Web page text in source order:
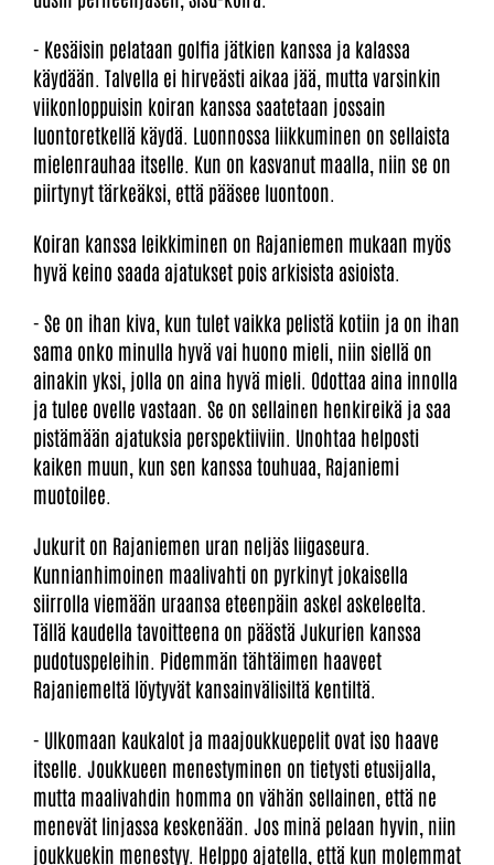
- Kesäisin pelataan golfia jätkien kanssa ja kalassa
käydään. Talvella ei hirveästi aikaa jää, mutta varsinkin
viikonloppuisin koiran kanssa saatetaan jossain
luontoretkellä käydä. Luonnossa liikkuminen on sellaista
mielenrauhaa itselle. Kun on kasvanut maalla, niin se on
piirtynyt tärkeäksi, että pääsee luontoon.
Koiran kanssa leikkiminen on Rajaniemen mukaan myös
hyvä keino saada ajatukset pois arkisista asioista.
- Se on ihan kiva, kun tulet vaikka pelistä kotiin ja on ihan
sama onko minulla hyvä vai huono mieli, niin siellä on
ainakin yksi, jolla on aina hyvä mieli. Odottaa aina innolla
ja tulee ovelle vastaan. Se on sellainen henkireikä ja saa
pistämään ajatuksia perspektiiviin. Unohtaa helposti
kaiken muun, kun sen kanssa touhuaa, Rajaniemi
muotoilee.
Jukurit on Rajaniemen uran neljäs liigaseura.
Kunnianhimoinen maalivahti on pyrkinyt jokaisella
siirrolla viemään uraansa eteenpäin askel askeleelta.
Tällä kaudella tavoitteena on päästä Jukurien kanssa
pudotuspeleihin. Pidemmän tähtäimen haaveet
Rajaniemeltä löytyvät kansainvälisiltä kentiltä.
- Ulkomaan kaukalot ja maajoukkuepelit ovat iso haave
itselle. Joukkueen menestyminen on tietysti etusijalla,
mutta maalivahdin homma on vähän sellainen, että ne
menevät linjassa keskenään. Jos minä pelaan hyvin, niin
joukkuekin menestyy. Helppo ajatella, että kun molemmat